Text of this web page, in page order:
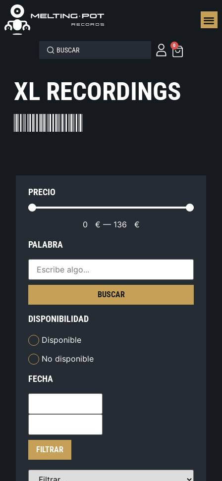
0
XL RECORDINGS
PRECIO
0 € — 136 €
PALABRA
BUSCAR
DISPONIBILIDAD
Disponible
No disponible
FECHA
FILTRAR